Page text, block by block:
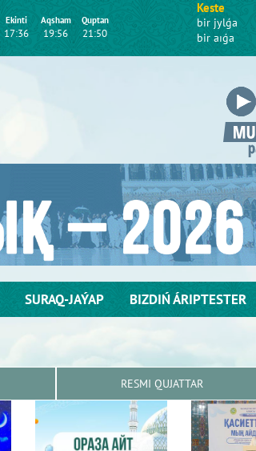
Ekіntі
17:36
Aqsham
19:56
Quptan
21:50
Keste
bіr jylǵa
bіr aıǵa
SURAQ-JAÝAP BІZDІŃ ÁRІPTESTER
RESMI QUJATTAR